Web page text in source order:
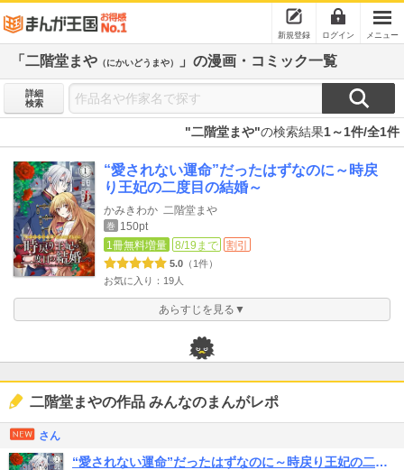
新規登録 ログイン メニュー
「二階堂まや （にかいどうまや） 」の漫画・コミック一覧
詳細
検索
"二階堂まや"の検索結果1～1件/全1件
“愛されない運命”だったはずなのに～時戻
り王妃の二度目の結婚～
かみきわか 二階堂まや
巻
150pt
1冊無料増量
8/19まで 割引
5.0 （1件）
お気に入り：19人
あらすじを見る▼
二階堂まやの作品 みんなのまんがレポ
さん
“愛されない運命”だったはずなのに～時戻り王妃の二度目の結婚～